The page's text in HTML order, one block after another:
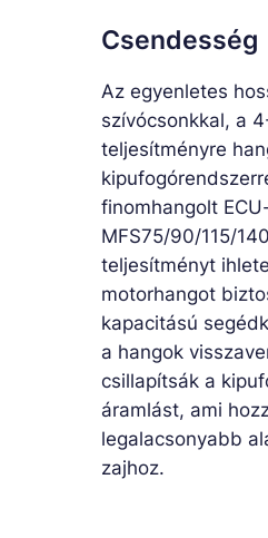
Csendesség
Az egyenletes
szívócsonkkal, a
teljesítményre
finomhangolt
MFS75/90/115/
teljesítményt
motorhangot
kapacitású
a hangok
csillapítsák a
áramlást, ami
legalacsonyabb
zajhoz.